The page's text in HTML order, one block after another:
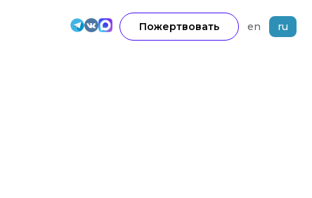
Пожертвовать en ru